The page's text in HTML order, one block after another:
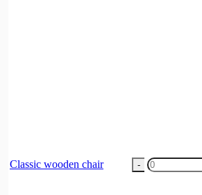
Classic wooden chair
Classic
wooden